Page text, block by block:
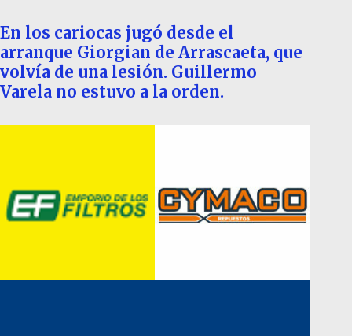
En los cariocas jugó desde el
arranque Giorgian de Arrascaeta, que
volvía de una lesión. Guillermo
Varela no estuvo a la orden.